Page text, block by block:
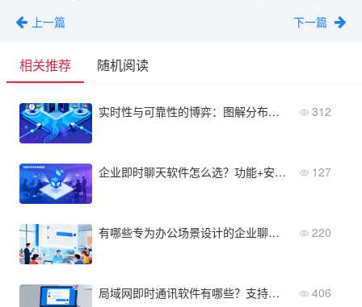
上一篇
下一篇
相关推荐 随机阅读
实时性与可靠性的博弈：图解分布式IM通信软件的特点 312
企业即时聊天软件怎么选？功能+安全+成本三维度 127
有哪些专为办公场景设计的企业聊天软件？5款推荐 220
局域网即时通讯软件有哪些？支持物理隔离、无外网依赖 406